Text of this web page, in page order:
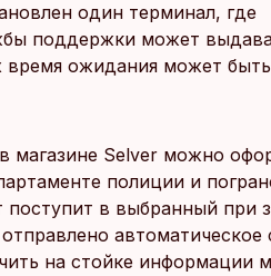
один терминал, где
поддержки может
ожидания может
магазине Selver можно
полиции и
в выбранный при
на стойке информации